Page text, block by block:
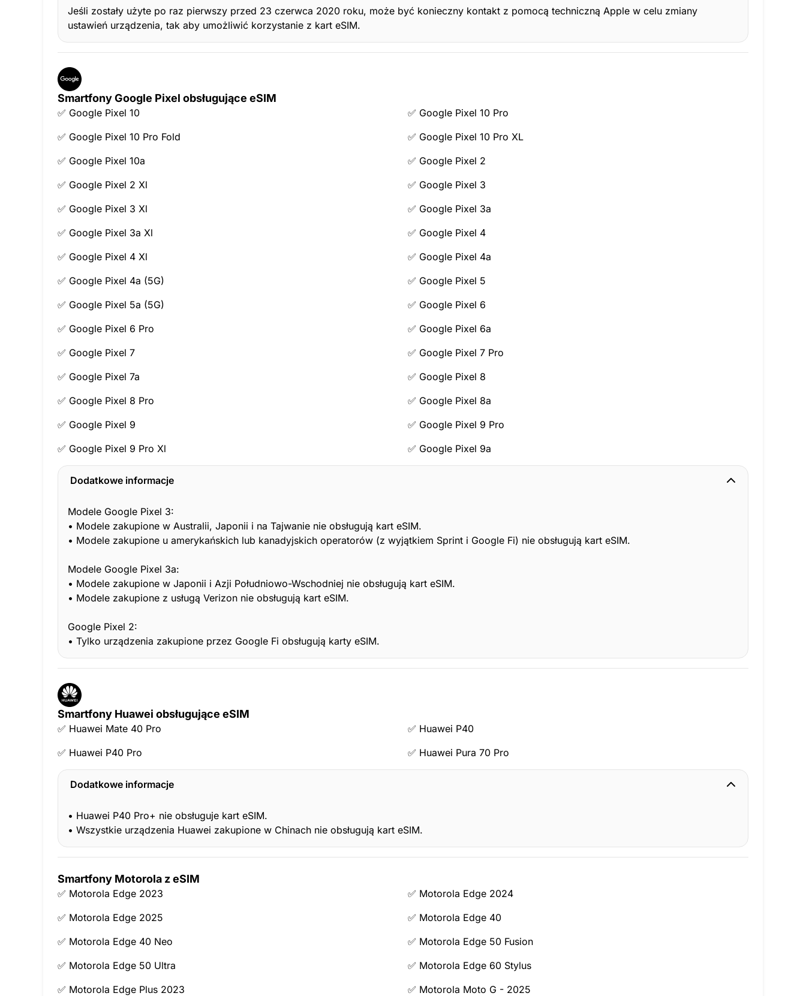
Jeśli zostały użyte po raz pierwszy przed 23 czerwca 2020 roku, może być konieczny kontakt z pomocą techniczną Apple w celu zmiany
ustawień urządzenia, tak aby umożliwić korzystanie z kart eSIM.
Smartfony Google Pixel obsługujące eSIM
✅ Google Pixel 10
✅ Google Pixel 10 Pro
✅ Google Pixel 10 Pro Fold
✅ Google Pixel 10 Pro XL
✅ Google Pixel 10a
✅ Google Pixel 2
✅ Google Pixel 2 Xl
✅ Google Pixel 3
✅ Google Pixel 3 Xl
✅ Google Pixel 3a
✅ Google Pixel 3a Xl
✅ Google Pixel 4
✅ Google Pixel 4 Xl
✅ Google Pixel 4a
✅ Google Pixel 4a (5G)
✅ Google Pixel 5
✅ Google Pixel 5a (5G)
✅ Google Pixel 6
✅ Google Pixel 6 Pro
✅ Google Pixel 6a
✅ Google Pixel 7
✅ Google Pixel 7 Pro
✅ Google Pixel 7a
✅ Google Pixel 8
✅ Google Pixel 8 Pro
✅ Google Pixel 8a
✅ Google Pixel 9
✅ Google Pixel 9 Pro
✅ Google Pixel 9 Pro Xl
✅ Google Pixel 9a
Dodatkowe informacje
Modele Google Pixel 3:
• Modele zakupione w Australii, Japonii i na Tajwanie nie obsługują kart eSIM.
• Modele zakupione u amerykańskich lub kanadyjskich operatorów (z wyjątkiem Sprint i Google Fi) nie obsługują kart eSIM.
Modele Google Pixel 3a:
• Modele zakupione w Japonii i Azji Południowo-Wschodniej nie obsługują kart eSIM.
• Modele zakupione z usługą Verizon nie obsługują kart eSIM.
Google Pixel 2:
• Tylko urządzenia zakupione przez Google Fi obsługują karty eSIM.
Smartfony Huawei obsługujące eSIM
✅ Huawei Mate 40 Pro
✅ Huawei P40
✅ Huawei P40 Pro
✅ Huawei Pura 70 Pro
Dodatkowe informacje
• Huawei P40 Pro+ nie obsługuje kart eSIM.
• Wszystkie urządzenia Huawei zakupione w Chinach nie obsługują kart eSIM.
Smartfony Motorola z eSIM
✅ Motorola Edge 2023
✅ Motorola Edge 2024
✅ Motorola Edge 2025
✅ Motorola Edge 40
✅ Motorola Edge 40 Neo
✅ Motorola Edge 50 Fusion
✅ Motorola Edge 50 Ultra
✅ Motorola Edge 60 Stylus
✅ Motorola Edge Plus 2023
✅ Motorola Moto G - 2025